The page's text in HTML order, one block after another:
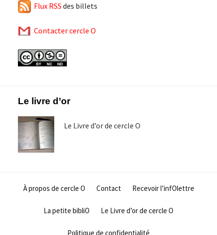
Flux RSS des billets
Contacter cercle O
FooterLe livre d’or
Le Livre d’or de cercle O
À propos de cercle O Contact Recevoir l’infOlettre
La petite bibliO Le Livre d’or de cercle O
Politique de confidentialité